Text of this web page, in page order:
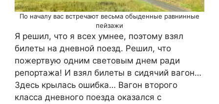
По началу вас встречают весьма обыденные равнинные
пейзажи
Я решил, что я всех умнее, поэтому взял
билеты на дневной поезд. Решил, что
пожертвую одним световым днем ради
репортажа! И взял билеты в сидячий вагон…
Здесь крылась ошибка… Вагон второго
класса дневного поезда оказался с